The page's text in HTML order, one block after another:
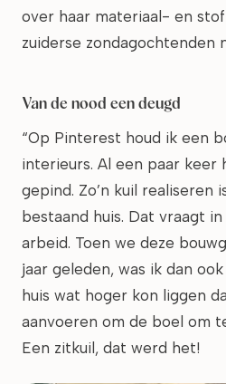
over haar materiaal- en
zuiderse zondagochtenden
Van de nood een deugd
“Op Pinterest houd ik een
interieurs. Al een paar keer
gepind. Zo’n kuil realiseren
bestaand huis. Dat vraagt
arbeid. Toen we deze
jaar geleden, was ik dan
huis wat hoger kon liggen
aanvoeren om de boel om
Een zitkuil, dat werd het!